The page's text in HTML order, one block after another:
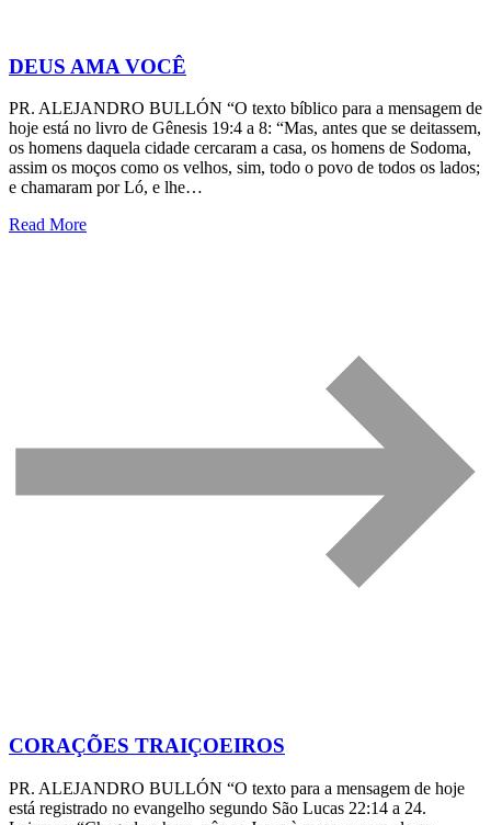
DEUS AMA VOCÊ
PR. ALEJANDRO BULLÓN “O texto bíblico para a mensagem de
hoje está no livro de Gênesis 19:4 a 8: “Mas, antes que se deitassem,
os homens daquela cidade cercaram a casa, os homens de Sodoma,
assim os moços como os velhos, sim, todo o povo de todos os lados;
e chamaram por Ló, e lhe…
Read More
CORAÇÕES TRAIÇOEIROS
PR. ALEJANDRO BULLÓN “O texto para a mensagem de hoje
está registrado no evangelho segundo São Lucas 22:14 a 24.